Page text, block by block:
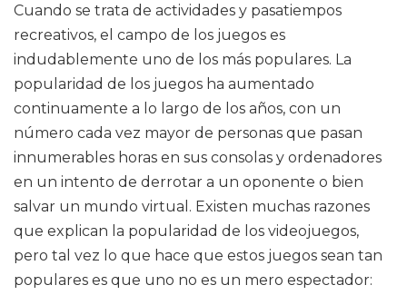
Cuando se trata de actividades y pasatiempos
recreativos, el campo de los juegos es
indudablemente uno de los más populares. La
popularidad de los juegos ha aumentado
continuamente a lo largo de los años, con un
número cada vez mayor de personas que pasan
innumerables horas en sus consolas y ordenadores
en un intento de derrotar a un oponente o bien
salvar un mundo virtual. Existen muchas razones
que explican la popularidad de los videojuegos,
pero tal vez lo que hace que estos juegos sean tan
populares es que uno no es un mero espectador: